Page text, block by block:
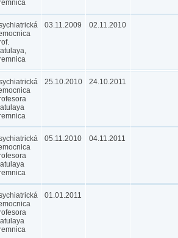
03.11.2009 02.11.2010
25.10.2010 24.10.2011
05.11.2010 04.11.2011
01.01.2011